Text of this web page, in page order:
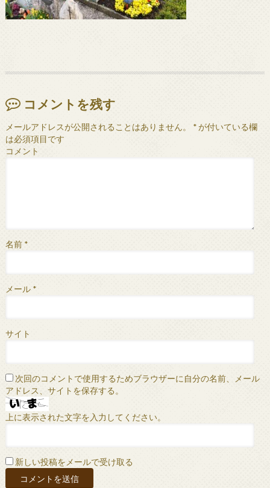
コメントを残す
メールアドレスが公開されることはありません。 *が付いている欄
は必須項目です
コメント
名前 *
メール *
サイト
次回のコメントで使用するためブラウザーに自分の名前、メール
アドレス、サイトを保存する。
上に表示された文字を入力してください。
新しい投稿をメールで受け取る